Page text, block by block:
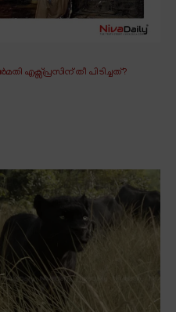
എക്സ്പ്രസിന് തീ പിടിച്ചത്?